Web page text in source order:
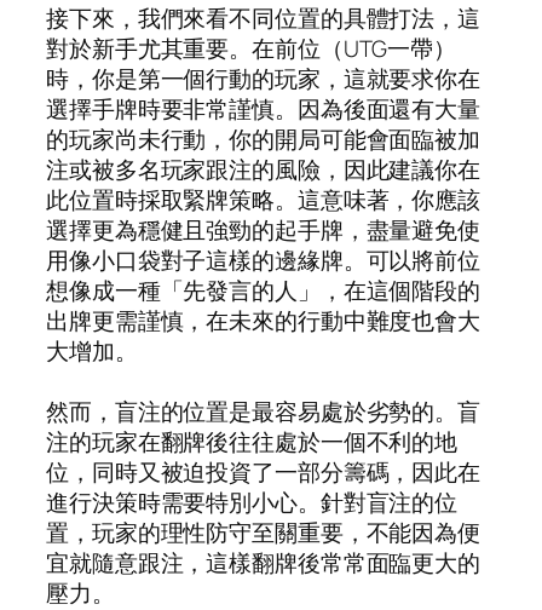
接下來，我們來看不同位置的具體打法，這
對於新手尤其重要。在前位（UTG一帶）
時，你是第一個行動的玩家，這就要求你在
選擇手牌時要非常謹慎。因為後面還有大量
的玩家尚未行動，你的開局可能會面臨被加
注或被多名玩家跟注的風險，因此建議你在
此位置時採取緊牌策略。這意味著，你應該
選擇更為穩健且強勁的起手牌，盡量避免使
用像小口袋對子這樣的邊緣牌。可以將前位
想像成一種「先發言的人」，在這個階段的
出牌更需謹慎，在未來的行動中難度也會大
大增加。
然而，盲注的位置是最容易處於劣勢的。盲
注的玩家在翻牌後往往處於一個不利的地
位，同時又被迫投資了一部分籌碼，因此在
進行決策時需要特別小心。針對盲注的位
置，玩家的理性防守至關重要，不能因為便
宜就隨意跟注，這樣翻牌後常常面臨更大的
壓力。